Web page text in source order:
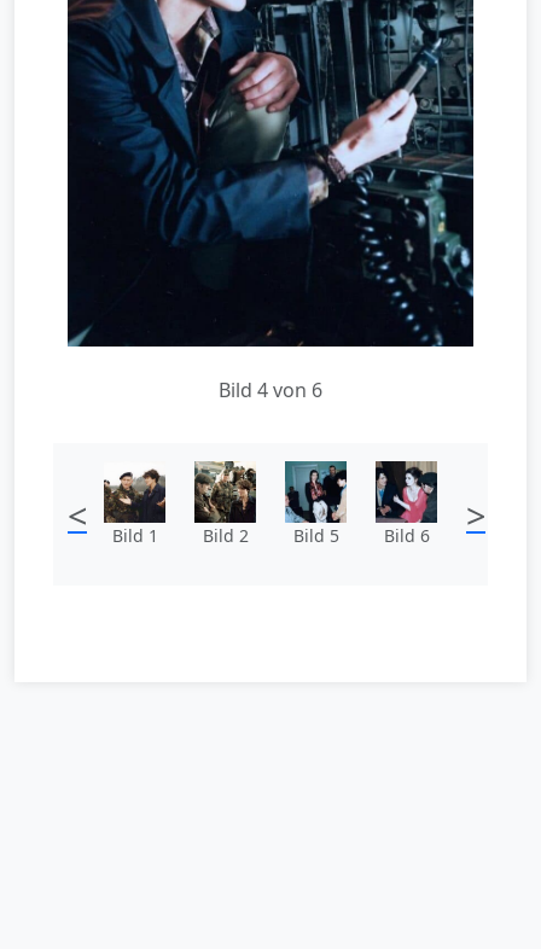
Bild 4 von 6
< Bild 1 Bild 2 Bild 5 Bild 6 >